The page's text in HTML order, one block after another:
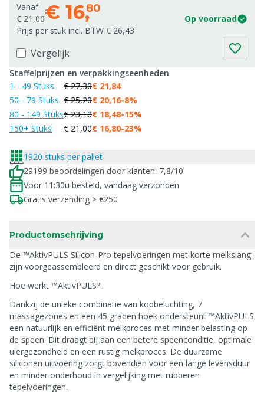
Vanaf
€ 21,00€ 16,80
Op voorraad
Prijs per stuk incl. BTW € 26,43
Vergelijk
Staffelprijzen en verpakkingseenheden
1 - 49 Stuks
50 - 79 Stuks
80 - 149 Stuks
150+ Stuks
€ 27,30
€ 25,20
€ 23,10
€ 21,00
€ 21,84
€ 20,16
€ 18,48
€ 16,80
-8%
-15%
-23%
1920 stuks per pallet
29199 beoordelingen door klanten: 7,8/10
Voor 11:30u besteld, vandaag verzonden
Gratis verzending > €250
Productomschrijving
De ™AktivPULS Silicon-Pro tepelvoeringen met korte melkslang
zijn voorgeassembleerd en direct geschikt voor gebruik.
Hoe werkt ™AktivPULS?
Dankzij de unieke combinatie van kopbeluchting, 7
massagezones en een 45 graden hoek ondersteunt ™AktivPULS
een natuurlijk en efficiënt melkproces met minder belasting op
de speen. Dit draagt bij aan een betere speenconditie, optimale
uiergezondheid en een rustig melkproces. De duurzame
siliconen uitvoering zorgt bovendien voor een lange levensduur
en minder onderhoud in vergelijking met rubberen
tepelvoeringen.